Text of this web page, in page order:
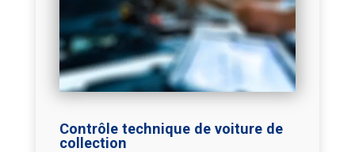
Contrôle technique de voiture de
collection